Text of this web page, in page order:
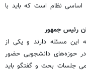
نظام است که باید با
رئیس جمهور
این مسئله دارند و یکی از
حوزه‌های دانشجویی حضور
جلسات بحث و گفتگو باید